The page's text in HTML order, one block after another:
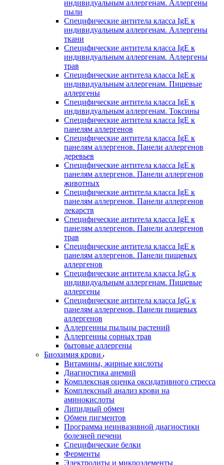
индивидуальным аллергенам. Аллергены
пыли
Специфические антитела класса IgE к
индивидуальным аллергенам. Аллергены
ткани
Специфические антитела класса IgE к
индивидуальным аллергенам. Аллергены
трав
Специфические антитела класса IgE к
индивидуальным аллергенам. Пищевые
аллергены
Специфические антитела класса IgE к
индивидуальным аллергенам. Токсины
Специфические антитела класса IgE к
панелям аллергенов
Специфические антитела класса IgE к
панелям аллергенов. Панели аллергенов
деревьев
Специфические антитела класса IgE к
панелям аллергенов. Панели аллергенов
животных
Специфические антитела класса IgE к
панелям аллергенов. Панели аллергенов
лекарств
Специфические антитела класса IgE к
панелям аллергенов. Панели аллергенов
трав
Специфические антитела класса IgE к
панелям аллергенов. Панели пищевых
аллергенов
Специфические антитела класса IgG к
индивидуальным аллергенам. Пищевые
аллергены
Специфические антитела класса IgG к
панелям аллергенов. Панели пищевых
аллергенов
Аллергенны пыльцы растений
Аллергенны сорных трав
бытовые аллергены
Биохимия крови
Витамины, жирные кислоты
Диагностика анемий
Комплексная оценка оксидативного стресса
Комплексный анализ крови на
аминокислоты
Липидный обмен
Обмен пигментов
Программа неинвазивной диагностики
болезней печени
Специфические белки
Ферменты
Электролиты и микроэлементы